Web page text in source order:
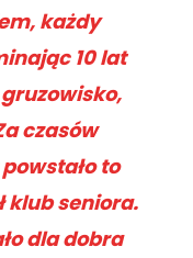
każdy
10 lat
czasów
to
klub seniora.
dla dobra